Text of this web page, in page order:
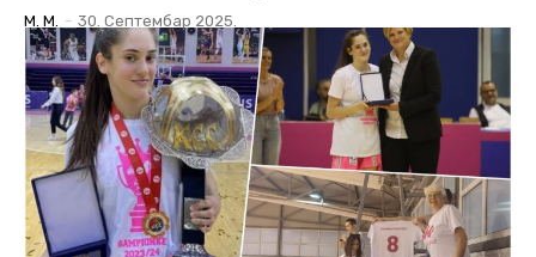
M. M. - 30. Септембар 2025.